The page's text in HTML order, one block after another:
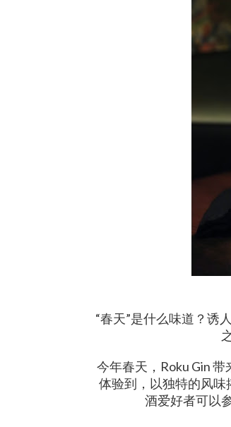
“春天”是什么味道？诱
今年春天，Roku Gin
体验到，以独特的风味
酒爱好者可以